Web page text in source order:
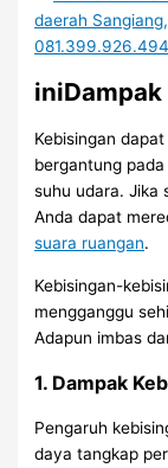
Kebisingan
bergantung
suhu udara. Jika
Anda dapat
suara ruangan.
Kebisingan-
mengganggu
Adapun imbas
1. Dampak
Pengaruh
daya tangkap